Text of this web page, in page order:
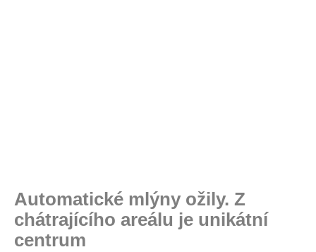
Automatické mlýny ožily. Z
chátrajícího areálu je unikátní
centrum